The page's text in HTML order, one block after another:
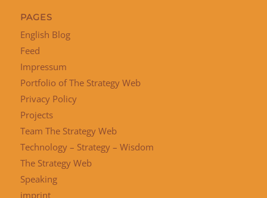
PAGES
English Blog
Feed
Impressum
Portfolio of The Strategy Web
Privacy Policy
Projects
Team The Strategy Web
Technology – Strategy – Wisdom
The Strategy Web
Speaking
imprint